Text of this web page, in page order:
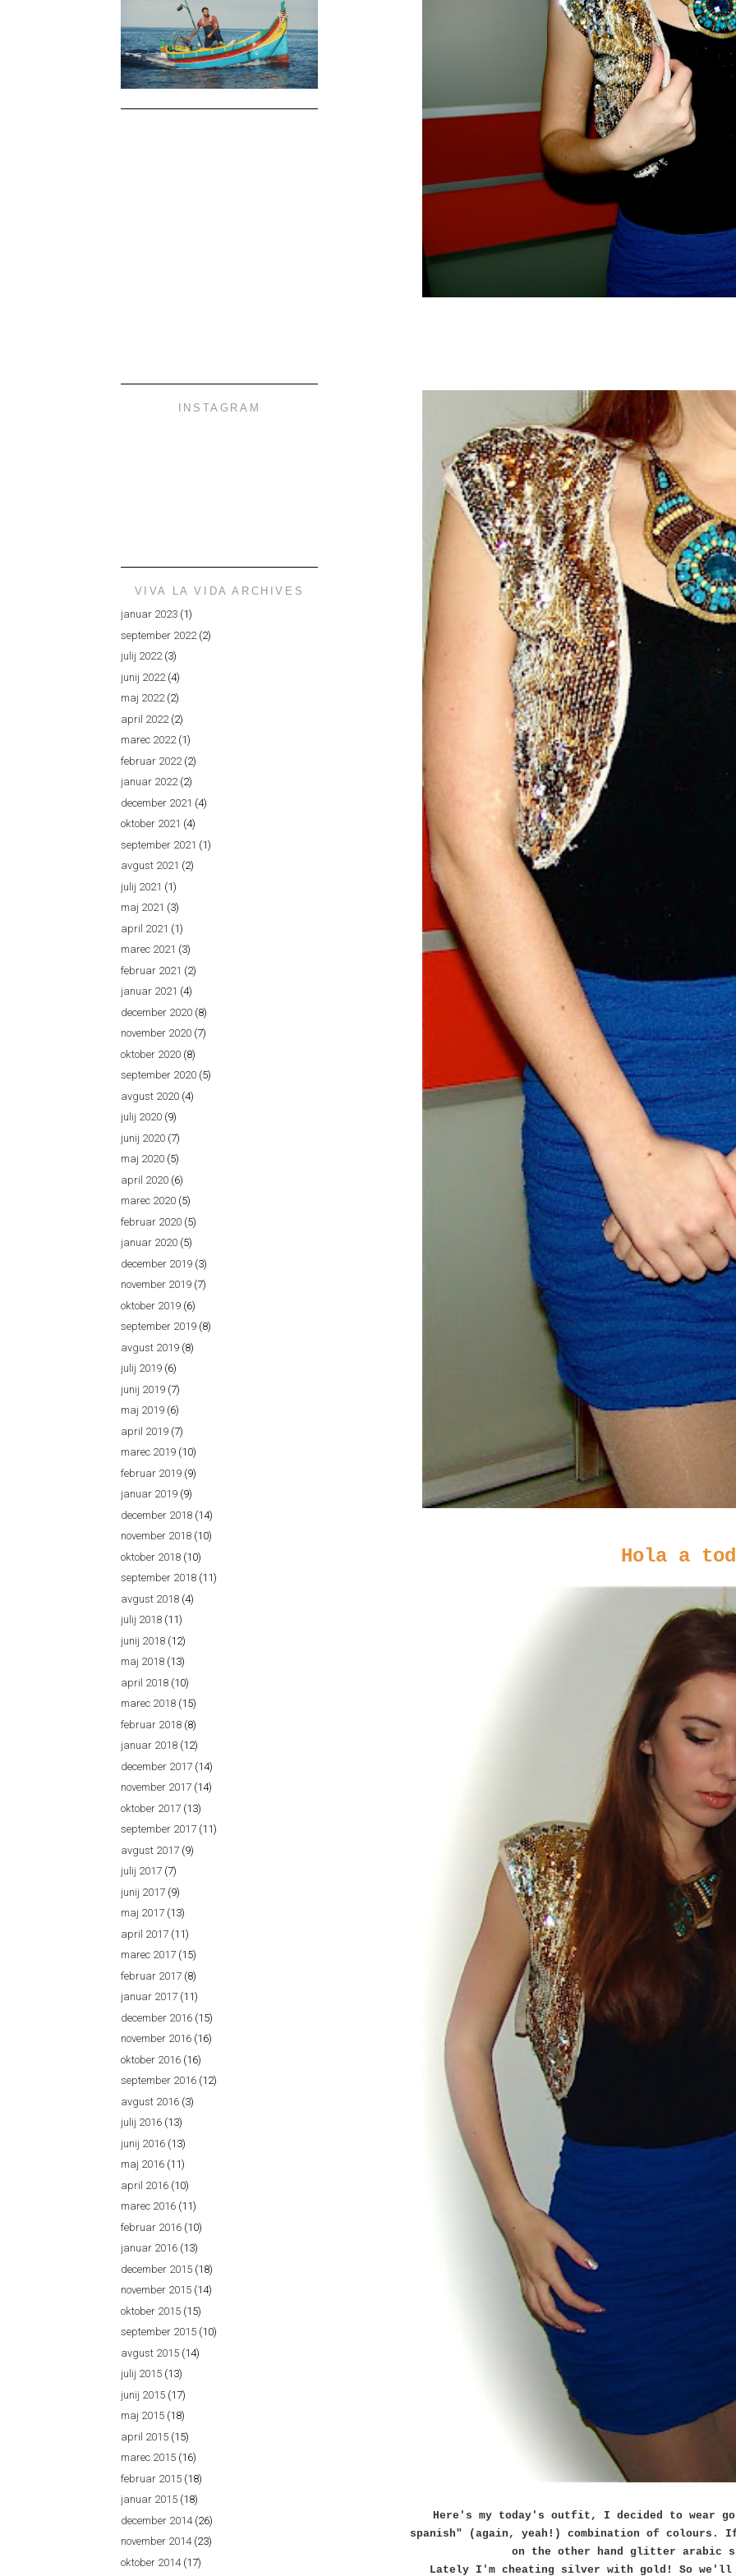
Hola a
Here's my today's outfit, I decided to wear
spanish" (again, yeah!) combination of colours.
on the other hand glitter arabic
Lately I'm cheating silver with gold! So
INSTAGRAM
VIVA LA VIDA ARCHIVES
januar 2023 (1)
september 2022 (2)
julij 2022(3)
junij 2022 (4)
maj 2022(2)
april 2022 (2)
marec 2022(1)
februar 2022 (2)
januar 2022(2)
december 2021 (4)
oktober 2021 (4)
september 2021 (1)
avgust 2021 (2)
julij 2021 (1)
maj 2021 (3)
april 2021 (1)
marec 2021 (3)
februar 2021 (2)
januar 2021 (4)
december 2020 (8)
november 2020 (7)
oktober 2020 (8)
september 2020 (5)
avgust 2020 (4)
julij 2020 (9)
junij 2020 (7)
maj 2020 (5)
april 2020 (6)
marec 2020 (5)
februar 2020 (5)
januar 2020 (5)
december 2019 (3)
november 2019 (7)
oktober 2019 (6)
september 2019 (8)
avgust 2019 (8)
julij 2019 (6)
junij 2019 (7)
maj 2019 (6)
april 2019 (7)
marec 2019 (10)
februar 2019 (9)
januar 2019 (9)
december 2018 (14)
november 2018 (10)
oktober 2018 (10)
september 2018 (11)
avgust 2018 (4)
julij 2018 (11)
junij 2018 (12)
maj 2018 (13)
april 2018 (10)
marec 2018 (15)
februar 2018 (8)
januar 2018 (12)
december 2017 (14)
november 2017 (14)
oktober 2017 (13)
september 2017 (11)
avgust 2017 (9)
julij 2017 (7)
junij 2017 (9)
maj 2017 (13)
april 2017 (11)
marec 2017 (15)
februar 2017 (8)
januar 2017 (11)
december 2016 (15)
november 2016 (16)
oktober 2016 (16)
september 2016 (12)
avgust 2016 (3)
julij 2016 (13)
junij 2016 (13)
maj 2016 (11)
april 2016 (10)
marec 2016 (11)
februar 2016 (10)
januar 2016 (13)
december 2015 (18)
november 2015 (14)
oktober 2015 (15)
september 2015 (10)
avgust 2015 (14)
julij 2015 (13)
junij 2015 (17)
maj 2015 (18)
april 2015 (15)
marec 2015 (16)
februar 2015 (18)
januar 2015 (18)
december 2014(26)
november 2014(23)
oktober 2014(17)